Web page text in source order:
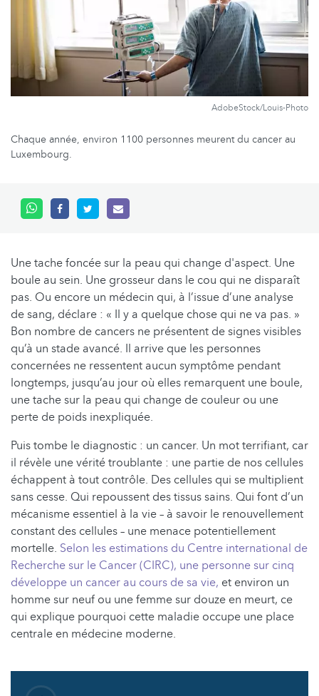
AdobeStock/Louis-Photo
Chaque année, environ 1100 personnes meurent du cancer au
Luxembourg.
Une tache foncée sur la peau qui change d'aspect. Une
boule au sein. Une grosseur dans le cou qui ne disparaît
pas. Ou encore un médecin qui, à l’issue d’une analyse
de sang, déclare : « Il y a quelque chose qui ne va pas. »
Bon nombre de cancers ne présentent de signes visibles
qu’à un stade avancé. Il arrive que les personnes
concernées ne ressentent aucun symptôme pendant
longtemps, jusqu’au jour où elles remarquent une boule,
une tache sur la peau qui change de couleur ou une
perte de poids inexpliquée.
Puis tombe le diagnostic : un cancer. Un mot terrifiant, car
il révèle une vérité troublante : une partie de nos cellules
échappent à tout contrôle. Des cellules qui se multiplient
sans cesse. Qui repoussent des tissus sains. Qui font d’un
mécanisme essentiel à la vie – à savoir le renouvellement
constant des cellules – une menace potentiellement
mortelle. Selon les estimations du Centre international de
Recherche sur le Cancer (CIRC), une personne sur cinq
développe un cancer au cours de sa vie, et environ un
homme sur neuf ou une femme sur douze en meurt, ce
qui explique pourquoi cette maladie occupe une place
centrale en médecine moderne.